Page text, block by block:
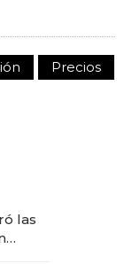
Precios
las